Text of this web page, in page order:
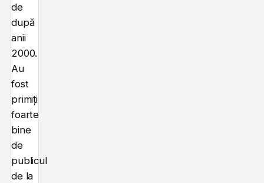
de
după
anii
2000.
Au
fost
primiți
foarte
bine
de
publicul
de la